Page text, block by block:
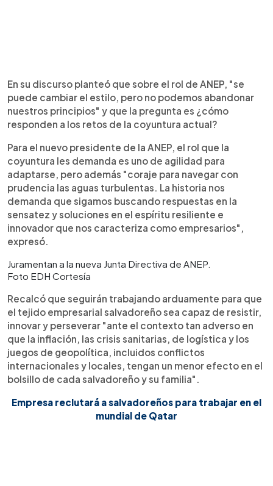
En su discurso planteó que sobre el rol de ANEP, "se
puede cambiar el estilo, pero no podemos abandonar
nuestros principios" y que la pregunta es ¿cómo
responden a los retos de la coyuntura actual?
Para el nuevo presidente de la ANEP, el rol que la
coyuntura les demanda es uno de agilidad para
adaptarse, pero además "coraje para navegar con
prudencia las aguas turbulentas. La historia nos
demanda que sigamos buscando respuestas en la
sensatez y soluciones en el espíritu resiliente e
innovador que nos caracteriza como empresarios",
expresó.
Juramentan a la nueva Junta Directiva de ANEP.
Foto EDH Cortesía
Recalcó que seguirán trabajando arduamente para que
el tejido empresarial salvadoreño sea capaz de resistir,
innovar y perseverar "ante el contexto tan adverso en
que la inflación, las crisis sanitarias, de logística y los
juegos de geopolítica, incluidos conflictos
internacionales y locales, tengan un menor efecto en el
bolsillo de cada salvadoreño y su familia".
Empresa reclutará a salvadoreños para trabajar en el
mundial de Qatar